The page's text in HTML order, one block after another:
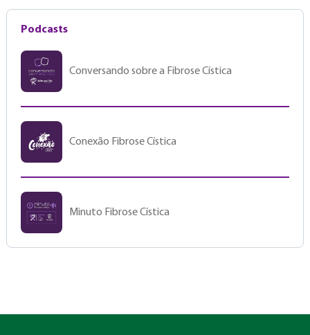
Podcasts
Conversando sobre a Fibrose Cística
Conexão Fibrose Cística
Minuto Fibrose Cística